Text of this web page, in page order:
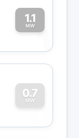
1.1
MW1
0.7
MW
0